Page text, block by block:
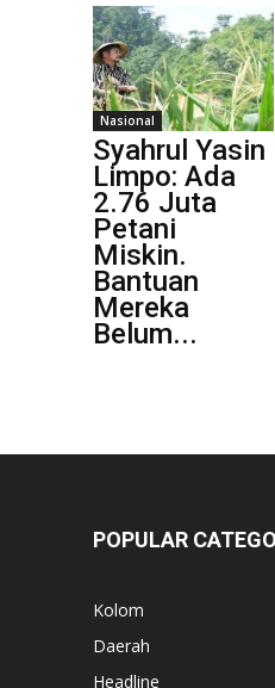
Nasional
Syahrul Yasin
Limpo: Ada
2.76 Juta
Petani
Miskin.
Bantuan
Mereka
Belum...
POPULAR
Kolom
Daerah
Headline